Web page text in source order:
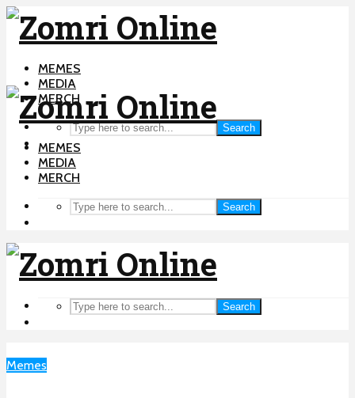
MEMES
MEDIA
MERCH
Search
MEMES
MEDIA
MERCH
Search
Search
Memes